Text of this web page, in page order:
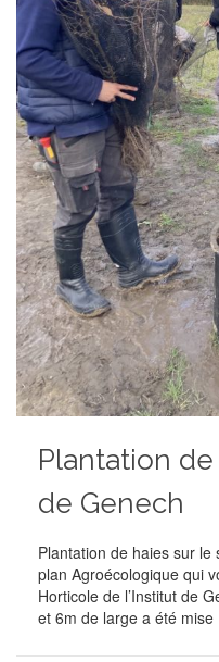
Plantation
de Genech
Plantation de haies sur
plan Agroécologique qui
Horticole de l’Institut de
et 6m de large a été